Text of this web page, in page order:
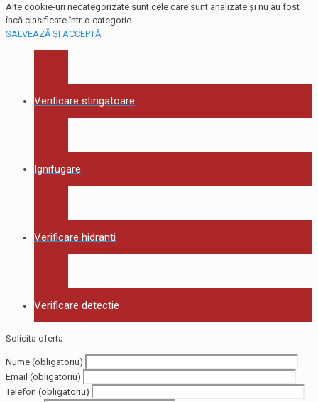
Alte cookie-uri necategorizate sunt cele care sunt analizate și nu au fost
încă clasificate într-o categorie.
SALVEAZĂ ȘI ACCEPTĂ
Verificare stingatoare
Ignifugare
Verificare hidranti
Verificare detectie
Solicita oferta
Nume (obligatoriu)
Email (obligatoriu)
Telefon (obligatoriu)